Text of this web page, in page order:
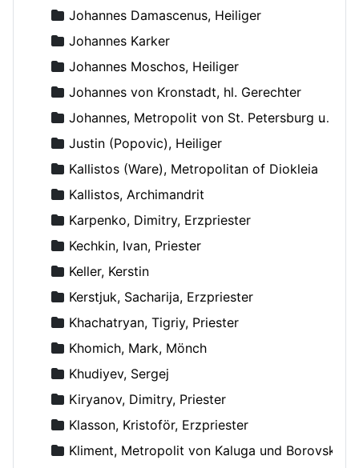
Johannes Damascenus, Heiliger
Johannes Karker
Johannes Moschos, Heiliger
Johannes von Kronstadt, hl. Gerechter
Johannes, Metropolit von St. Petersburg und Ladoga
Justin (Popovic), Heiliger
Kallistos (Ware), Metropolitan of Diokleia
Kallistos, Archimandrit
Karpenko, Dimitry, Erzpriester
Kechkin, Ivan, Priester
Keller, Kerstin
Kerstjuk, Sacharija, Erzpriester
Khachatryan, Tigriy, Priester
Khomich, Mark, Mönch
Khudiyev, Sergej
Kiryanov, Dimitry, Priester
Klasson, Kristoför, Erzpriester
Kliment, Metropolit von Kaluga und Borovsk